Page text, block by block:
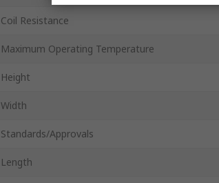
Coil Resistance
Maximum Operating Temperature
Height
Width
Standards/Approvals
Length